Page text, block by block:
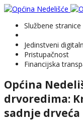
Službene
Jedinstveni
Pristupačnost
Financijska
Općina
drvoredima:
sadnje drveća